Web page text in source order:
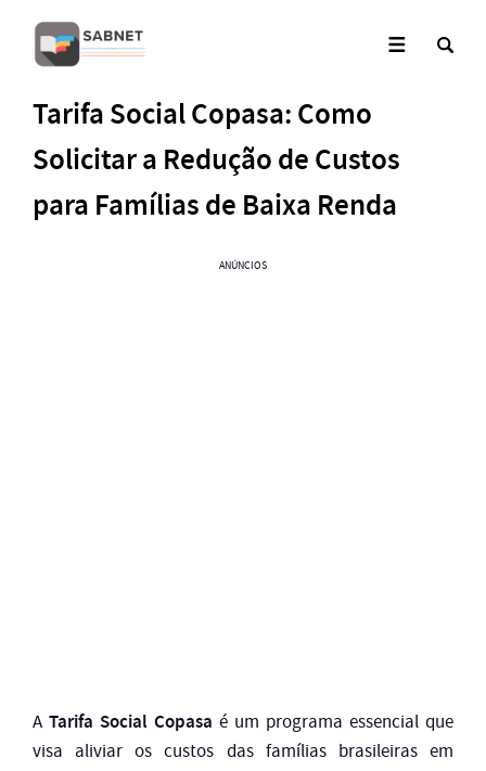
Tarifa Social Copasa: Como
Solicitar a Redução de Custos
para Famílias de Baixa Renda
ANÚNCIOS
A Tarifa Social Copasa é um programa essencial que
visa aliviar os custos das famílias brasileiras em